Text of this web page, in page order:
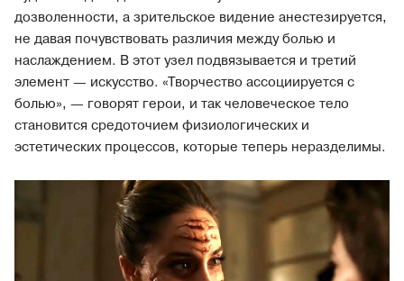
дозволенности, а зрительское видение анестезируется,
не давая почувствовать различия между болью и
наслаждением. В этот узел подвязывается и третий
элемент — искусство. «Творчество ассоциируется с
болью», — говорят герои, и так человеческое тело
становится средоточием физиологических и
эстетических процессов, которые теперь неразделимы.